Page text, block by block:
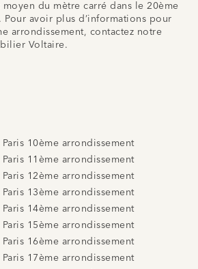
moyen du mètre carré dans le 20ème
Pour avoir plus d’informations pour
arrondissement, contactez notre
Voltaire.
10ème arrondissement
11ème arrondissement
12ème arrondissement
13ème arrondissement
14ème arrondissement
15ème arrondissement
16ème arrondissement
17ème arrondissement